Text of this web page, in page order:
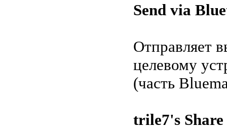
Send via
Отправляет
целевому
(часть
trile7's